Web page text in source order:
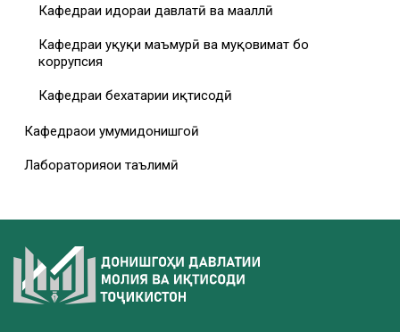
Кафедраи идораи давлатӣ ва маҳаллӣ
Кафедраи ҳуқуқи маъмурӣ ва муқовимат бо
коррупсия
Кафедраи бехатарии иқтисодӣ
Кафедраҳои умумидонишгоҳӣ
Лабораторияҳои таълимӣ